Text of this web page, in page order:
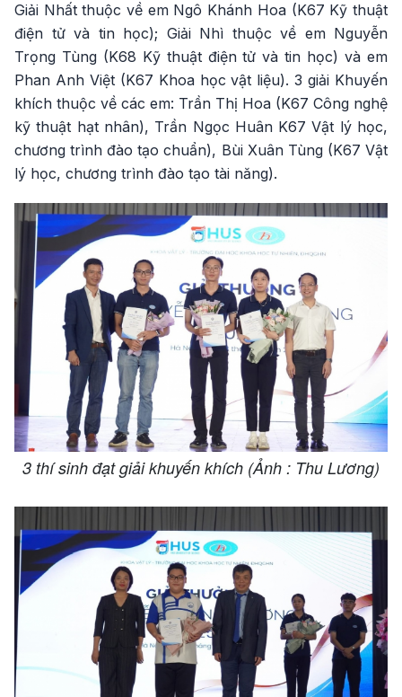
Giải Nhất thuộc về em Ngô Khánh Hoa (K67 Kỹ thuật
điện tử và tin học); Giải Nhì thuộc về em Nguyễn
Trọng Tùng (K68 Kỹ thuật điện tử và tin học) và em
Phan Anh Việt (K67 Khoa học vật liệu). 3 giải Khuyến
khích thuộc về các em: Trần Thị Hoa (K67 Công nghệ
kỹ thuật hạt nhân), Trần Ngọc Huân K67 Vật lý học,
chương trình đào tạo chuẩn), Bùi Xuân Tùng (K67 Vật
lý học, chương trình đào tạo tài năng).
3 thí sinh đạt giải khuyến khích (Ảnh : Thu Lương)